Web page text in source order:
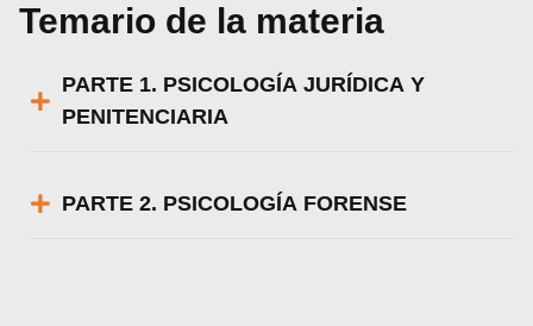
Temario de la materia
PARTE 1. PSICOLOGÍA JURÍDICA Y
PENITENCIARIA
PARTE 2. PSICOLOGÍA FORENSE